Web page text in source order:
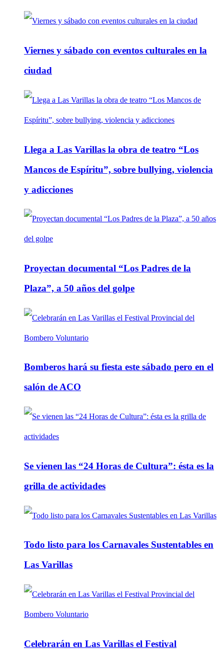
Viernes y sábado con eventos culturales en la
ciudad
Llega a Las Varillas la obra de teatro “Los
Mancos de Espíritu”, sobre bullying, violencia
y adicciones
Proyectan documental “Los Padres de la
Plaza”, a 50 años del golpe
Bomberos hará su fiesta este sábado pero en el
salón de ACO
Se vienen las “24 Horas de Cultura”: ésta es la
grilla de actividades
Todo listo para los Carnavales Sustentables en
Las Varillas
Celebrarán en Las Varillas el Festival